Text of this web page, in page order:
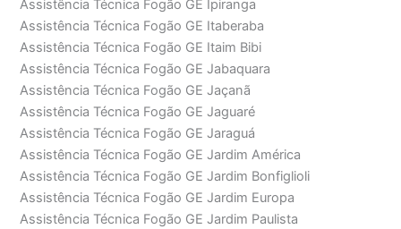
Assistência Técnica Fogão GE Ipiranga
Assistência Técnica Fogão GE Itaberaba
Assistência Técnica Fogão GE Itaim Bibi
Assistência Técnica Fogão GE Jabaquara
Assistência Técnica Fogão GE Jaçanã
Assistência Técnica Fogão GE Jaguaré
Assistência Técnica Fogão GE Jaraguá
Assistência Técnica Fogão GE Jardim América
Assistência Técnica Fogão GE Jardim Bonfiglioli
Assistência Técnica Fogão GE Jardim Europa
Assistência Técnica Fogão GE Jardim Paulista